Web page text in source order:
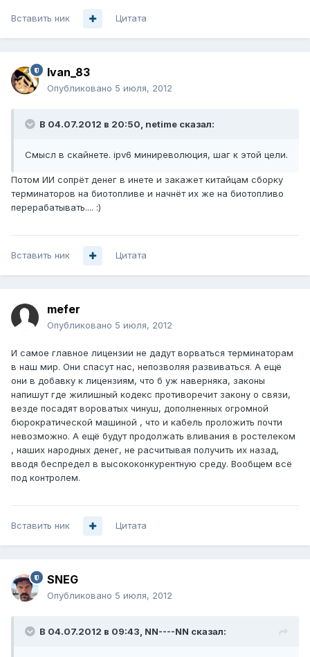
Вставить ник Цитата
Ivan_83
Опубликовано 5 июля, 2012
В 04.07.2012 в 20:50, netime сказал:
Смысл в скайнете. ipv6 миниреволюция, шаг к этой цели.
Потом ИИ сопрёт денег в инете и закажет китайцам сборку
терминаторов на биотопливе и начнёт их же на биотопливо
перерабатывать.... :)
Вставить ник Цитата
mefer
Опубликовано 5 июля, 2012
И самое главное лицензии не дадут ворваться терминаторам
в наш мир. Они спасут нас, непозволяя развиваться. А ещё
они в добавку к лицензиям, что б уж наверняка, законы
напишут где жилишный кодекс противоречит закону о связи,
везде посадят вороватых чинуш, дополненных огромной
бюрократической машиной , что и кабель проложить почти
невозможно. А ещё будут продолжать вливания в ростелеком
, наших народных денег, не расчитывая получить их назад,
вводя беспредел в высококонкурентную среду. Вообщем всё
под контролем.
Вставить ник Цитата
SNEG
Опубликовано 5 июля, 2012
В 04.07.2012 в 09:43, NN----NN сказал: